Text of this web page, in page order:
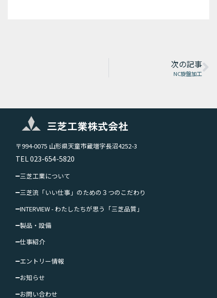
次の記事
NC旋盤加工
三芝工業株式会社
〒994-0075 山形県天童市蔵増字長沼4252-3
TEL 023-654-5820
三芝工業について
三芝流「いい仕事」のための ３つのこだわり
INTERVIEW - わたしたちが思う「三芝品質」
製品・設備
仕事紹介
エントリー情報
お知らせ
お問い合わせ